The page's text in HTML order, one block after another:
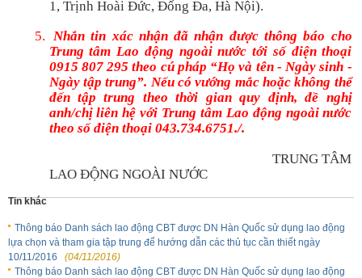
1, Trịnh Hoài Đức, Đống Đa, Hà Nội).
5. Nhắn tin xác nhận đã nhận được thông báo cho
Trung tâm Lao động ngoài nước tới số điện thoại
0915 807 295 theo cú pháp “Họ và tên - Ngày sinh -
Ngày tập trung”. Nếu có vướng mắc hoặc không thể
đến tập trung theo thời gian quy định, đề nghị
anh/chị liên hệ với Trung tâm Lao động ngoài nước
theo số điện thoại 043.734.6751./.
TRUNG TÂM
LAO ĐỘNG NGOÀI NƯỚC
Tin khác
Thông báo Danh sách lao động CBT được DN Hàn Quốc sử dụng lao động
lựa chọn và tham gia tập trung để hướng dẫn các thủ tục cần thiết ngày
10/11/2016
(04/11/2016)
Thông báo Danh sách lao động CBT được DN Hàn Quốc sử dụng lao động